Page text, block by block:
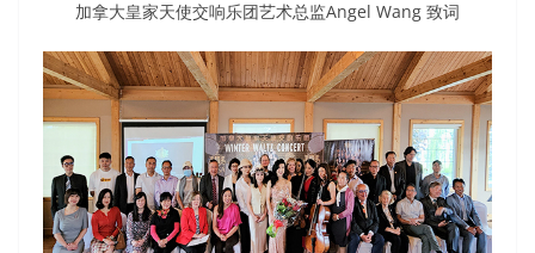
加拿大皇家天使交响乐团艺术总监Angel Wang 致词